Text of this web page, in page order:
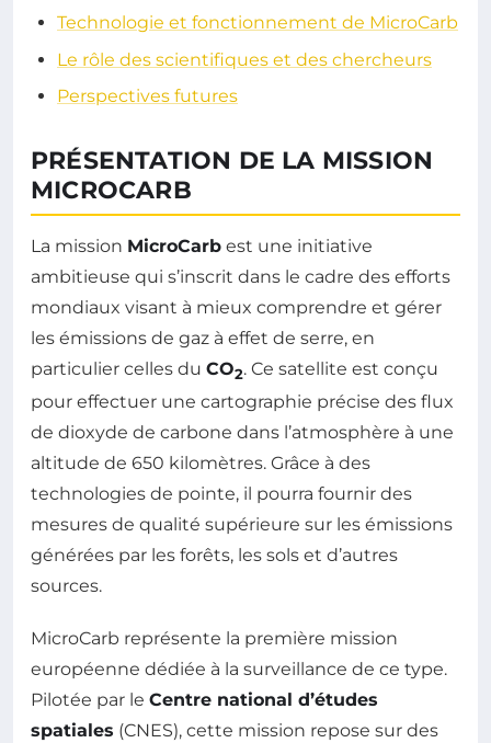
Technologie et fonctionnement de MicroCarb
Le rôle des scientifiques et des chercheurs
Perspectives futures
PRÉSENTATION DE LA MISSION
MICROCARB
La mission MicroCarb est une initiative
ambitieuse qui s’inscrit dans le cadre des efforts
mondiaux visant à mieux comprendre et gérer
les émissions de gaz à effet de serre, en
particulier celles du CO2. Ce satellite est conçu
pour effectuer une cartographie précise des flux
de dioxyde de carbone dans l’atmosphère à une
altitude de 650 kilomètres. Grâce à des
technologies de pointe, il pourra fournir des
mesures de qualité supérieure sur les émissions
générées par les forêts, les sols et d’autres
sources.
MicroCarb représente la première mission
européenne dédiée à la surveillance de ce type.
Pilotée par le Centre national d’études
spatiales (CNES), cette mission repose sur des